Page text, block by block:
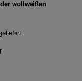
wollweißen